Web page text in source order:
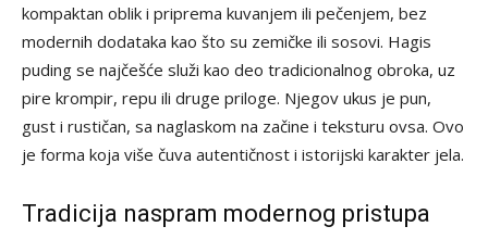
kompaktan oblik i priprema kuvanjem ili pečenjem, bez
modernih dodataka kao što su zemičke ili sosovi. Hagis
puding se najčešće služi kao deo tradicionalnog obroka, uz
pire krompir, repu ili druge priloge. Njegov ukus je pun,
gust i rustičan, sa naglaskom na začine i teksturu ovsa. Ovo
je forma koja više čuva autentičnost i istorijski karakter jela.
Tradicija naspram modernog pristupa